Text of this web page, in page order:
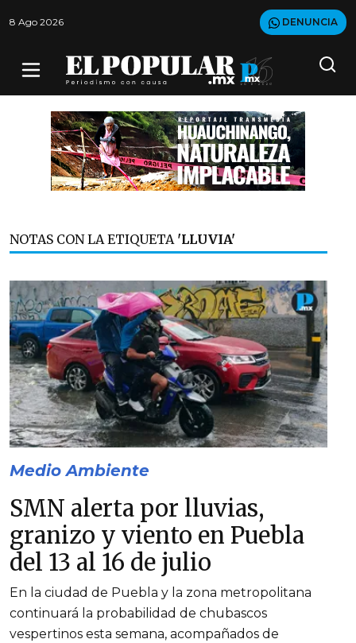
8 Ago 2026 DENUNCIA
NOTAS CON LA ETIQUETA 'LLUVIA'
Medio Ambiente
SMN alerta por lluvias,
granizo y viento en Puebla
del 13 al 16 de julio
En la ciudad de Puebla y la zona metropolitana
continuará la probabilidad de chubascos
vespertinos esta semana, acompañados de